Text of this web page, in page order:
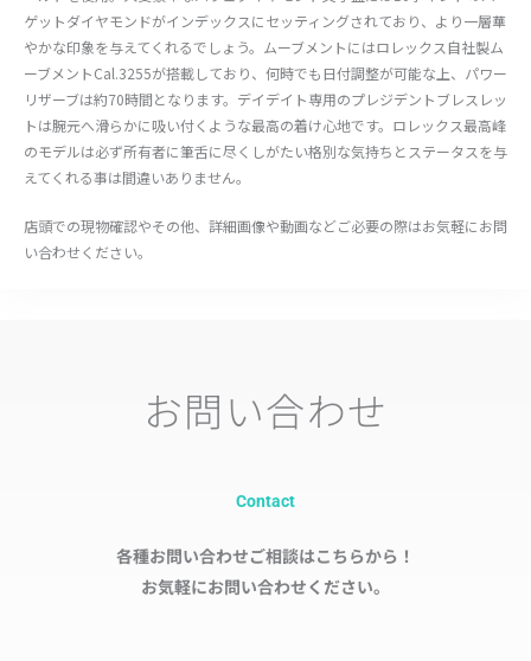
ゲットダイヤモンドがインデックスにセッティングされており、より一層華
やかな印象を与えてくれるでしょう。ムーブメントにはロレックス自社製ム
ーブメントCal.3255が搭載しており、何時でも日付調整が可能な上、パワー
リザーブは約70時間となります。デイデイト専用のプレジデントブレスレッ
トは腕元へ滑らかに吸い付くような最高の着け心地です。ロレックス最高峰
のモデルは必ず所有者に筆舌に尽くしがたい格別な気持ちとステータスを与
えてくれる事は間違いありません。
店頭での現物確認やその他、詳細画像や動画などご必要の際はお気軽にお問
い合わせください。
お問い合わせ
Contact
各種お問い合わせご相談はこちらから！
お気軽にお問い合わせください。